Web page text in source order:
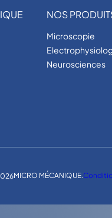
NOS
Microscopie
Neurosciences
MICRO MÉCANIQUE.